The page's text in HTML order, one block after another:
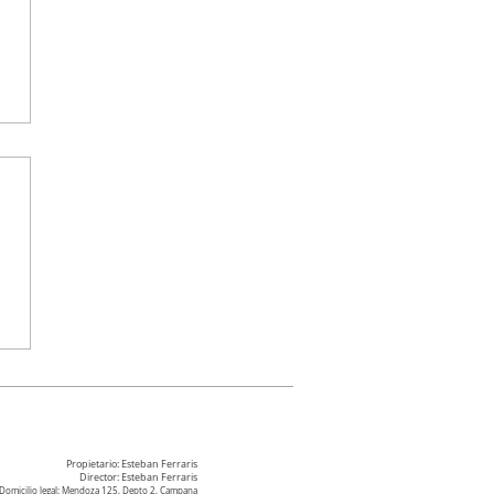
Propietario: Esteban Ferraris
Director: Esteban Ferraris
Domicilio legal: Mendoza 125, Depto 2, Campana